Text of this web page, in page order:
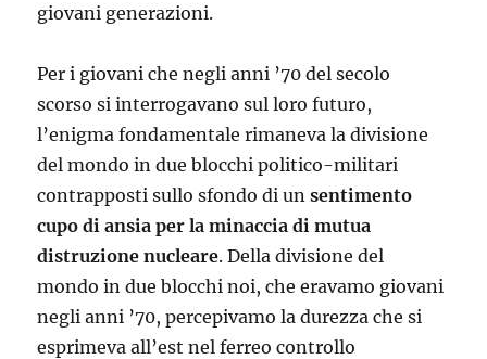
giovani generazioni.
Per i giovani che negli anni ’70 del secolo
scorso si interrogavano sul loro futuro,
l’enigma fondamentale rimaneva la divisione
del mondo in due blocchi politico-militari
contrapposti sullo sfondo di un sentimento
cupo di ansia per la minaccia di mutua
distruzione nucleare. Della divisione del
mondo in due blocchi noi, che eravamo giovani
negli anni ’70, percepivamo la durezza che si
esprimeva all’est nel ferreo controllo